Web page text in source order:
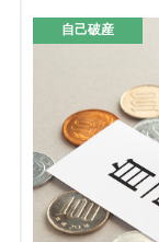
自己破産